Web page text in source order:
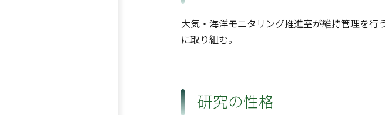
大気・海洋モニタリング推進室が維持管理を
に取り組む。
研究の性格